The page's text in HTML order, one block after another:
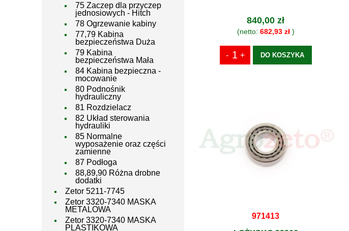
75 Zaczep dla przyczep
jednosiowych - Hitch
78 Ogrzewanie kabiny
77,79 Kabina
bezpieczeństwa Duża
79 Kabina
bezpieczeństwa Mała
84 Kabina bezpieczna -
mocowanie
80 Podnośnik
hydrauliczny
81 Rozdzielacz
82 Układ sterowania
hydrauliki
85 Normalne
wyposażenie oraz części
zamienne
87 Podłoga
88,89,90 Różna drobne
dodatki
Zetor 5211-7745
Zetor 3320-7340 MASKA
METALOWA
Zetor 3320-7340 MASKA
PLASTIKOWA
840,00 zł
(netto: 682,93 zł)
DO KOSZYKA
971413